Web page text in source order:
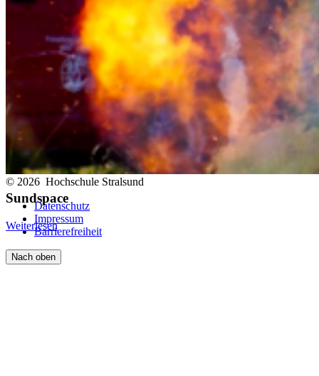
Sundspace
Weiterlesen
Folge uns auf
© 2026 Hochschule Stralsund
Datenschutz
Impressum
Barrierefreiheit
Nach oben